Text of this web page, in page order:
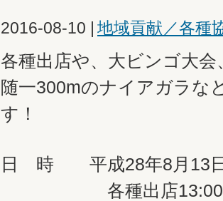
2016-08-10 | 地域貢献／各種
各種出店や、大ビンゴ大
随一300mのナイアガラな
す！
日 時 平成28年8月13
各種出店13:00～